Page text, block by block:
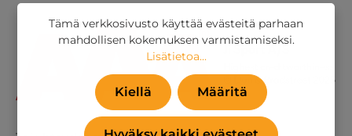
Tämä verkkosivusto käyttää evästeitä parhaan
mahdollisen kokemuksen varmistamiseksi.
Lisätietoa...
Kiellä Määritä